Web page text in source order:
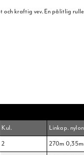
kraftig vev. En pålitlig
Kul. Linkap. nylon
2 270m